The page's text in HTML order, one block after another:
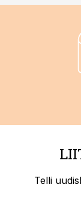
Telli